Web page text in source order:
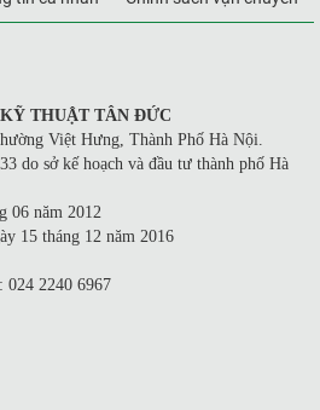
THUẬT TÂN ĐỨC
Việt Hưng, Thành Phố Hà Nội.
do sở kế hoạch và đầu tư thành phố Hà
06 năm 2012
15 tháng 12 năm 2016
024 2240 6967